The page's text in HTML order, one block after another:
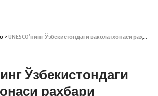
>UNESCO’нинг Ўзбекистондаги ваколатхонаси раҳбари Бухородаги маданий мерос объектларини кўздан кечирди
Ўзбекистондаги
раҳбари